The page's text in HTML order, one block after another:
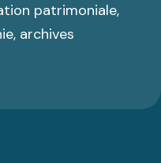
patrimoniale,
archives